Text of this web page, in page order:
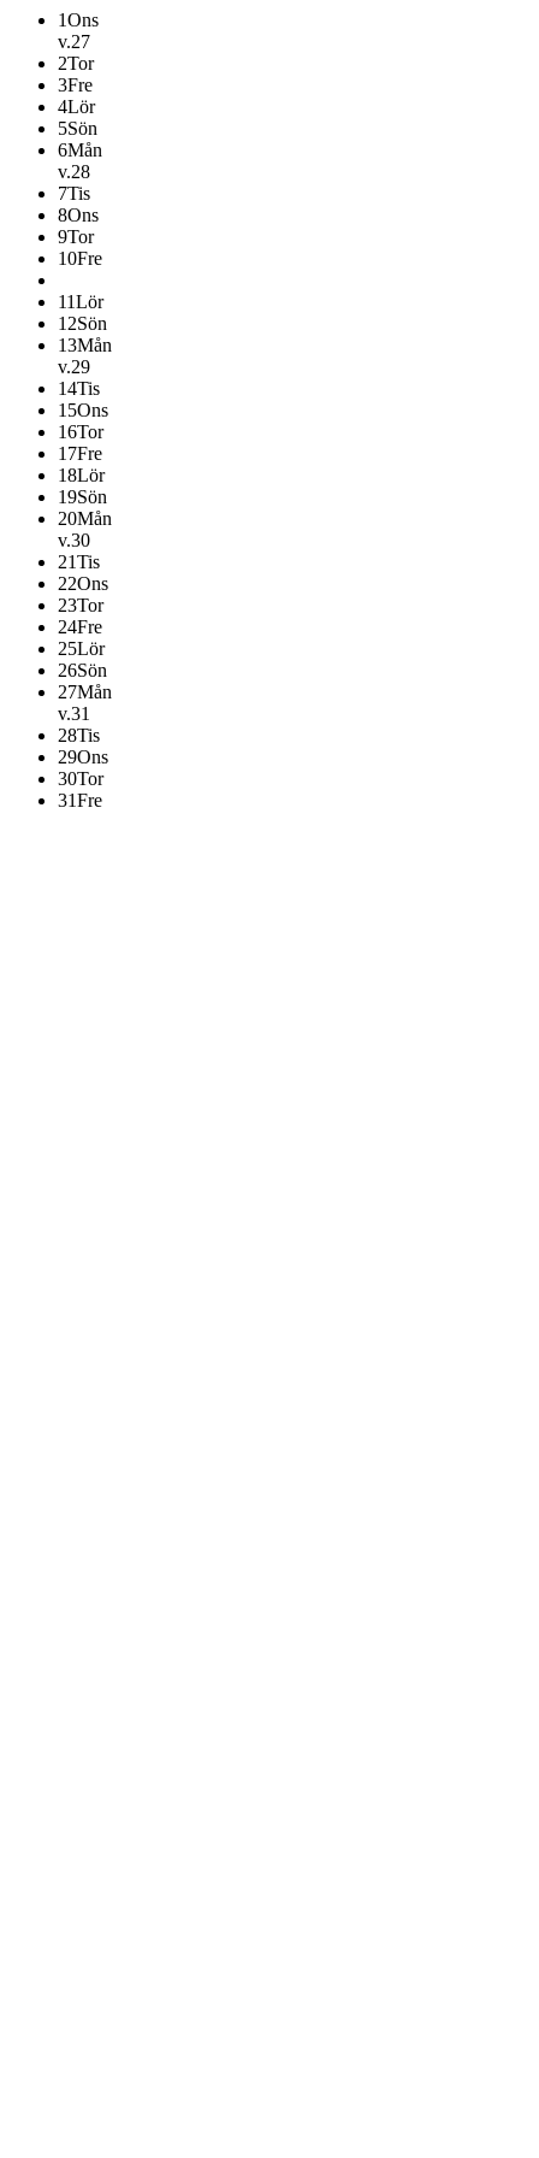
1Ons
v.27
2Tor
3Fre
4Lör
5Sön
6Mån
v.28
7Tis
8Ons
9Tor
10Fre
11Lör
12Sön
13Mån
v.29
14Tis
15Ons
16Tor
17Fre
18Lör
19Sön
20Mån
v.30
21Tis
22Ons
23Tor
24Fre
25Lör
26Sön
27Mån
v.31
28Tis
29Ons
30Tor
31Fre